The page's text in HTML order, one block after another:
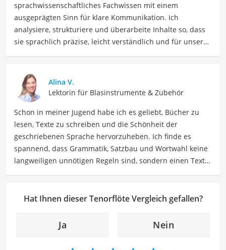
sprachwissenschaftliches Fachwissen mit einem
ausgeprägten Sinn für klare Kommunikation. Ich
analysiere, strukturiere und überarbeite Inhalte so, dass
sie sprachlich präzise, leicht verständlich und für unsere
beschäftige ich mich gerne mit verschiedenen Hobbys
und Freizeitaktivitäten. Dieses Interesse spiegelt sich in
meinen Beiträgen wider, die sich mit Freizeitideen,
Reiseempfehlungen, Hobbytipps und Anregungen für die
Freizeitgestaltung befassen.
Der Tenorflöte-Vergleich ist aus unserer Sicht besonders
empfehlenswert fürMusikstudenten undMusiker.
Alina V.
Lektorin für Blasinstrumente & Zubehör
Schon in meiner Jugend habe ich es geliebt, Bücher zu
lesen, Texte zu schreiben und die Schönheit der
geschriebenen Sprache hervorzuheben. Ich finde es
spannend, dass Grammatik, Satzbau und Wortwahl keine
langweiligen unnötigen Regeln sind, sondern einen Text
geschriebenen Wort als Lektorin bei VGL in unsere Texte
Detailgenauigkeit und sprachliche Präzision unterstütze
ich unser Redaktionsteam dabei, qualitativ hochwertige
und fehlerfreie Inhalte zu liefern. Dabei liebe ich es,
Hat Ihnen dieser Tenorflöte Vergleich gefallen?
Ja Nein